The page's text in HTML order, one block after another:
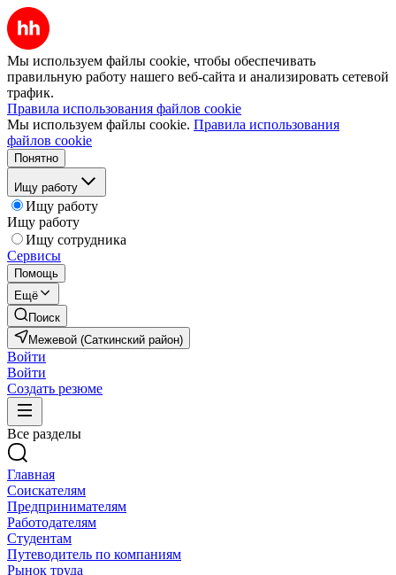
Мы используем файлы cookie, чтобы обеспечивать
правильную работу нашего веб-сайта и анализировать сетевой
трафик.
Правила использования файлов cookie
Мы используем файлы cookie. Правила использования
файлов cookie
Понятно
Ищу работу
Ищу работу
Ищу работу
Ищу сотрудника
Сервисы
Помощь
Ещё
Поиск
Межевой (Саткинский район)
Войти
Войти
Создать резюме
Все разделы
Главная
Соискателям
Предпринимателям
Работодателям
Студентам
Путеводитель по компаниям
Рынок труда